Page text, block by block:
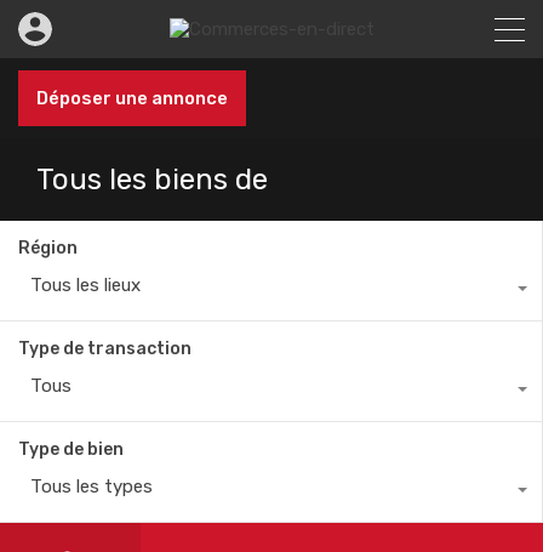
Déposer une annonce
Tous les biens de
Région
Tous les lieux
Type de transaction
Tous
Type de bien
Tous les types